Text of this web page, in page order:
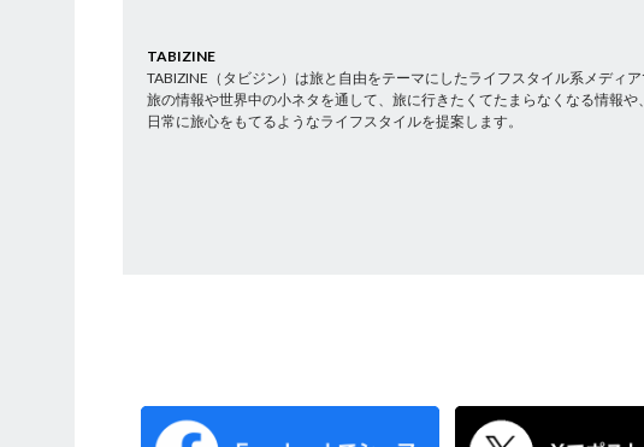
TABIZINE
TABIZINE（タビジン）は旅と自由をテーマにしたライフスタイル系メディア
旅の情報や世界中の小ネタを通して、旅に行きたくてたまらなくなる情報や、
日常に旅心をもてるようなライフスタイルを提案します。